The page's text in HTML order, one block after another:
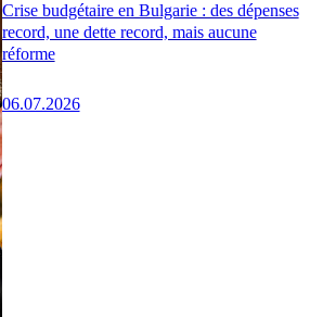
Crise budgétaire en Bulgarie : des dépenses
record, une dette record, mais aucune
réforme
06.07.2026